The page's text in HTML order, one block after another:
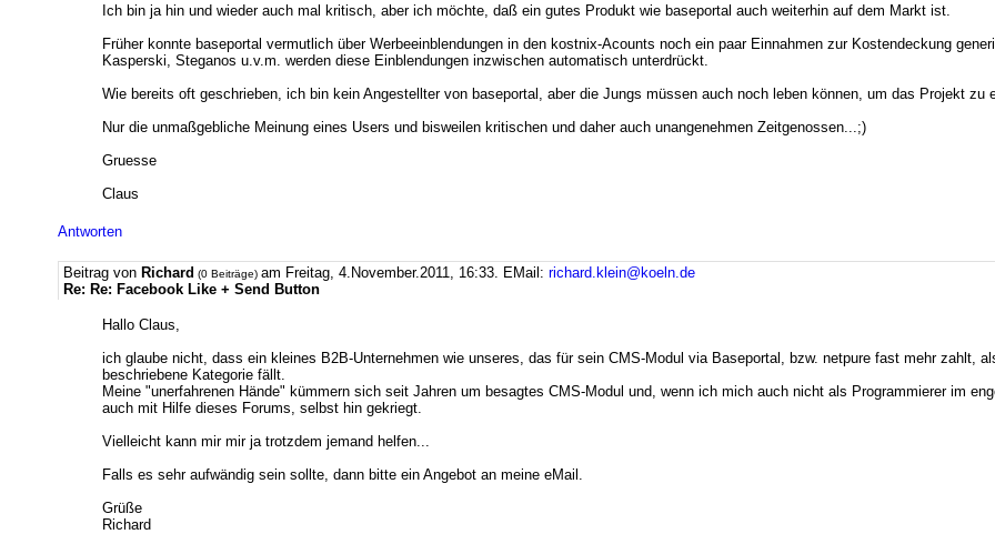
Ich bin ja hin und wieder auch mal kritisch, aber ich möchte, daß ein gutes Produkt wie baseportal auch weiterhin auf dem Markt ist.
Früher konnte baseportal vermutlich über Werbeeinblendungen in den kostnix-Acounts noch ein paar Einnahmen zur Kostendeckung
Kasperski, Steganos u.v.m. werden diese Einblendungen inzwischen automatisch unterdrückt.
Wie bereits oft geschrieben, ich bin kein Angestellter von baseportal, aber die Jungs müssen auch noch leben können, um das Projekt zu
Nur die unmaßgebliche Meinung eines Users und bisweilen kritischen und daher auch unangenehmen Zeitgenossen...;)
Gruesse
Claus
Antworten
Beitrag von Richard (0 Beiträge) am Freitag, 4.November.2011, 16:33. EMail: richard.klein@koeln.de
Re: Re: Facebook Like + Send Button
Hallo Claus,
ich glaube nicht, dass ein kleines B2B-Unternehmen wie unseres, das für sein CMS-Modul via Baseportal, bzw. netpure fast mehr zahlt,
beschriebene Kategorie fällt.
Meine "unerfahrenen Hände" kümmern sich seit Jahren um besagtes CMS-Modul und, wenn ich mich auch nicht als Programmierer im
auch mit Hilfe dieses Forums, selbst hin gekriegt.
Vielleicht kann mir mir ja trotzdem jemand helfen...
Falls es sehr aufwändig sein sollte, dann bitte ein Angebot an meine eMail.
Grüße
Richard